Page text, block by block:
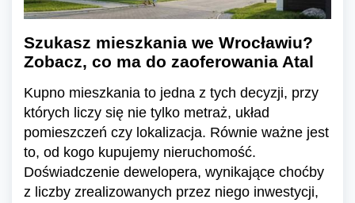
Szukasz mieszkania we Wrocławiu?
Zobacz, co ma do zaoferowania Atal
Kupno mieszkania to jedna z tych decyzji, przy
których liczy się nie tylko metraż, układ
pomieszczeń czy lokalizacja. Równie ważne jest
to, od kogo kupujemy nieruchomość.
Doświadczenie dewelopera, wynikające choćby
z liczby zrealizowanych przez niego inwestycji,